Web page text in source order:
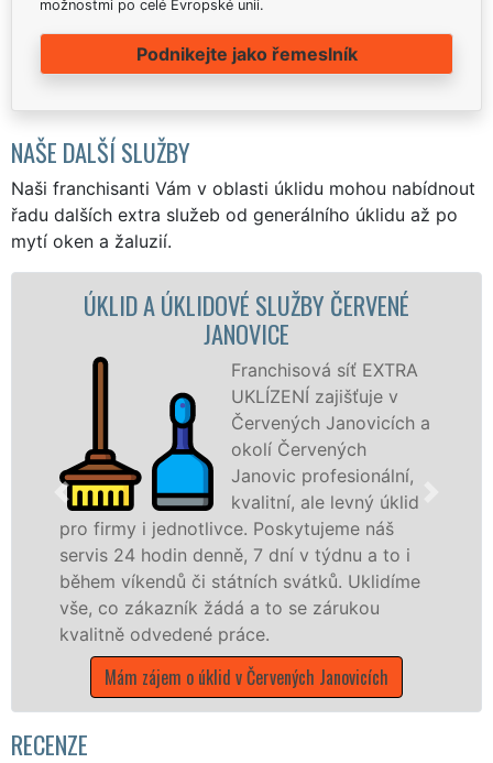
možnostmi po celé Evropské unii.
Podnikejte jako řemeslník
NAŠE DALŠÍ SLUŽBY
Naši franchisanti Vám v oblasti úklidu mohou nabídnout
řadu dalších extra služeb od generálního úklidu až po
mytí oken a žaluzií.
A ÚKLIDOVÉ SLUŽBY ČERVENÉ
Franchisová síť EXTRA
UKLÍZENÍ zajišťuje v
Červených Janovicích a
okolí Červených
Janovic profesionální,
kvalitní, ale levný úklid
i jednotlivce. Poskytujeme náš
hodin denně, 7 dní v týdnu a to i
či státních svátků. Uklidíme
žádá a to se zárukou
práce.
zájem o úklid v Červených Janovicích
v celém
RECENZE